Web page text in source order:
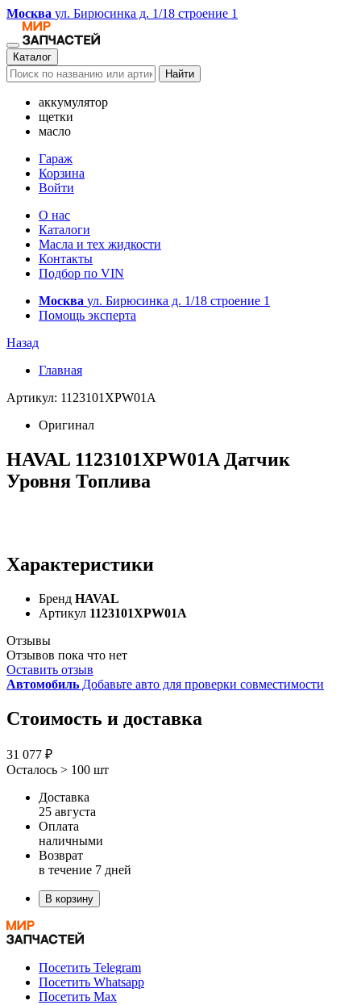
Москва ул. Бирюсинка д. 1/18 строение 1
Каталог
Найти
аккумулятор
щетки
масло
Гараж
Корзина
Войти
О нас
Каталоги
Масла и тех жидкости
Контакты
Подбор по VIN
Москва ул. Бирюсинка д. 1/18 строение 1
Помощь эксперта
Назад
Главная
Артикул: 1123101XPW01A
Оригинал
HAVAL 1123101XPW01A Датчик
Уровня Топлива
Характеристики
Бренд HAVAL
Артикул 1123101XPW01A
Отзывы
Отзывов пока что нет
Оставить отзыв
Автомобиль Добавьте авто для проверки совместимости
Стоимость и доставка
31 077 ₽
Осталось > 100 шт
Доставка
25 августа
Оплата
наличными
Возврат
в течение 7 дней
В корзину
Посетить Telegram
Посетить Whatsapp
Посетить Max